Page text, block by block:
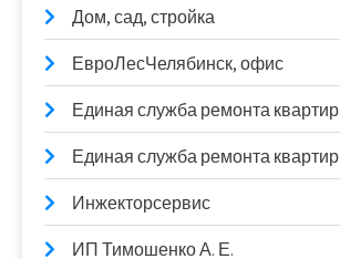
Дом, сад, стройка
ЕвроЛесЧелябинск, офис
Единая служба ремонта квартир
Единая служба ремонта квартир
Инжекторсервис
ИП Тимошенко А. Е.